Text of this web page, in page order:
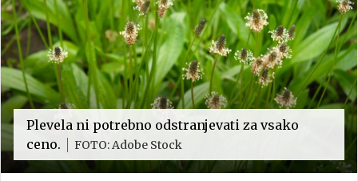
Plevela ni potrebno odstranjevati za vsako
ceno.
FOTO: Adobe Stock